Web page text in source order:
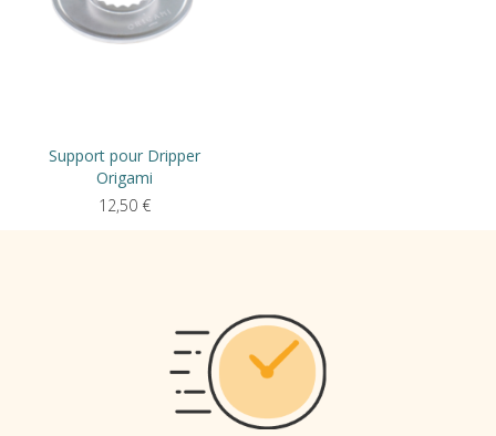
Support pour Dripper
Origami
12,50 €